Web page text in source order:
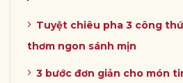
Tuyệt chiêu pha 3 công
thơm ngon sánh mịn
3 bước đơn giản cho món